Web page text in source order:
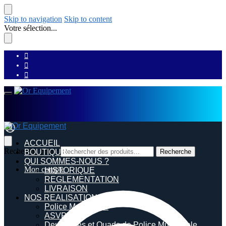
Skip to navigation Skip to content
Votre sélection...
Recherche pour : Recherche
Mon compte
ACCUEIL
BOUTIQUE
QUI SOMMES-NOUS ?
HISTORIQUE
REGLEMENTATION
LIVRAISON
NOS REALISATIONS
Police Municipale
ASVP